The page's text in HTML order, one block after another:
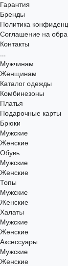
Гарантия
Бренды
Политика
Соглашение на
Контакты
...
Мужчинам
Женщинам
Каталог одежды
Комбинезоны
Платья
Подарочные карты
Брюки
Мужские
Женские
Обувь
Мужские
Женские
Топы
Мужские
Женские
Халаты
Мужские
Женские
Аксессуары
Мужские
Женские